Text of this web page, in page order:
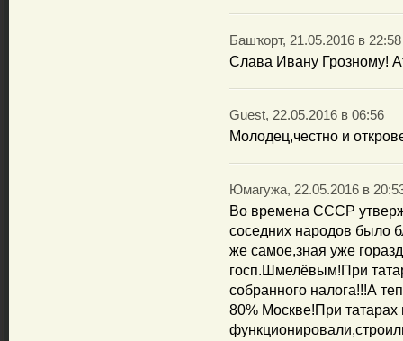
Башҡорт, 21.05.2016 в 22:58
Слава Ивану Грозному!
Guest, 22.05.2016 в 06:56
Молодец,честно и
Юмагужа, 22.05.2016 в
Во времена СССР
соседних народов было
же самое,зная уже
госп.Шмелёвым!При
собранного налога!!!А
80% Москве!При татарах